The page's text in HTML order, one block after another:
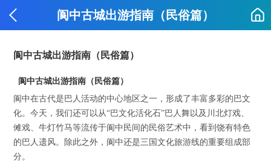
阆中古城出游指南（民俗篇）
阆中古城出游指南（民俗篇）
阆中古城出游指南（民俗篇）
阆中在古代是巴人活动的中心地区之一，形成了丰富多彩的巴文
化。今天，我们还可以从“巴文化活化石”巴人舞以及川北灯戏、
傩戏、牛灯竹马等流传于阆中民间的民俗艺术中，看到饶有特色
的巴人遗风。除此之外，阆中还是三国文化旅游线的重要组成部
分。